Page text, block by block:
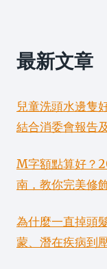
最新文章
兒童洗頭水邊隻
結合消委會報告
M字額點算好？
南，教你完美修
為什麼一直掉頭
蒙、潛在疾病到